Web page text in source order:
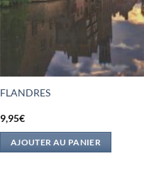
FLANDRES
9,95€
AJOUTER AU PANIER